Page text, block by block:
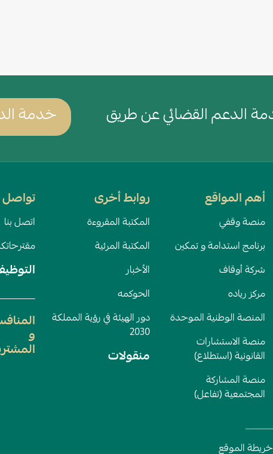
الدعم القضائي عن طريق خدمة
أهم المواقع
منصة وقفي
برنامج استدامة و تمكين
شركة أوقاف
مركز رياده
المنصة الوطنية الموحدة
منصة الاستشارات
القانونية (استطلاع)
منصة المشاركة
المجتمعية (تفاعل)
روابط أخرى
المكتبة المقروءة
المكتبة المرئية
الأخبار
الحوكمه
دور الهيئة في رؤية المملكة
2030
منقولات
تواصل
اتصل بنا
و
خريطة الموقع